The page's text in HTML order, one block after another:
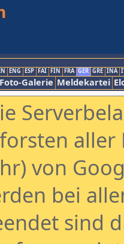
ENG ESP FAI FIN FRA GER GRE INA
Foto-Galerie Meldekartei
aller
von
bei
sind